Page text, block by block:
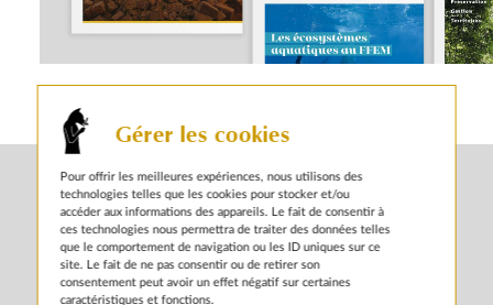
Gérer les cookies
Pour offrir les meilleures expériences, nous utilisons des
technologies telles que les cookies pour stocker et/ou
accéder aux informations des appareils. Le fait de consentir à
ces technologies nous permettra de traiter des données telles
que le comportement de navigation ou les ID uniques sur ce
site. Le fait de ne pas consentir ou de retirer son
consentement peut avoir un effet négatif sur certaines
caractéristiques et fonctions.
autres actualités sur le même sujet